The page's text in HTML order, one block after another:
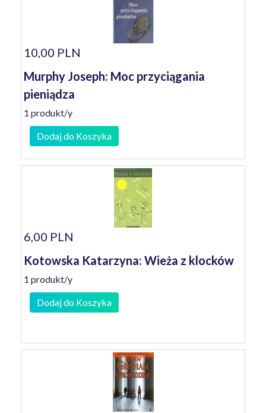
10,00 PLN
Murphy Joseph: Moc przyciągania
pieniądza
1 produkt/y
Dodaj do Koszyka
6,00 PLN
Kotowska Katarzyna: Wieża z klocków
1 produkt/y
Dodaj do Koszyka